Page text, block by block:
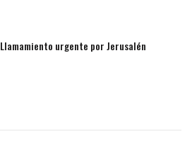
Llamamiento urgente por Jerusalén